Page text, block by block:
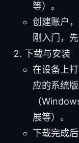
等）。
创建账户
刚入门，
下载与安装
在设备上
应的系统
（
展等）。
下载完成